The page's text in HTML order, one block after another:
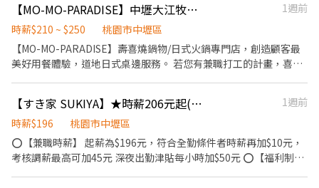
處：一起嗨、一起扛、一起吃宵夜 😎 📍 全台超過百家門市：幫你就
近安排，通勤輕鬆不花錢 🚀 穩定兼職 → 有機會轉正：升職不是
夢，只差一個你！
【MO-MO-PARADISE】中壢大江牧場-外場兼職(早班,中班,晚班)C13
1週前
時薪$210 ~ $250
桃園市中壢區
【MO-MO-PARADISE】壽喜燒鍋物/日式火鍋專門店，創造顧客最
美好用餐體驗，道地日式桌邊服務。 若您有兼職打工的計畫，喜歡
諮詢服務 3. 店內環境、座位區清潔整理 4. 收銀結帳，開店前準備及
閉店整理作業 5. 完成主管交付工作 ✅工作時段 (1)早班：
09:00~18:00 (2)中班：12:00~21:00 (3)晚班：18:00~23:00或23:30
(排班區間另安排休息時間，週六、週日有一天可排班者尤佳。) ※
【すき家 SUKIYA】★時薪206元起(含全勤)★中壢中原店
1週前
時薪$196
桃園市中壢區
⭕【兼職時薪】 起薪為$196元，符合全勤條件者時薪再加$10元，
考核調薪最高可加45元 深夜出勤津貼每小時加$50元 ⭕【福利制